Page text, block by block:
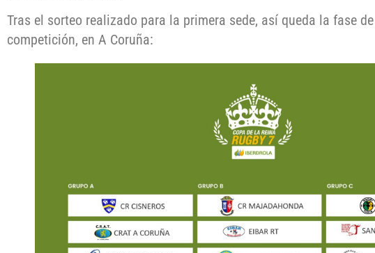
Tras el sorteo realizado para la primera sede, así queda la fase
competición, en A Coruña: